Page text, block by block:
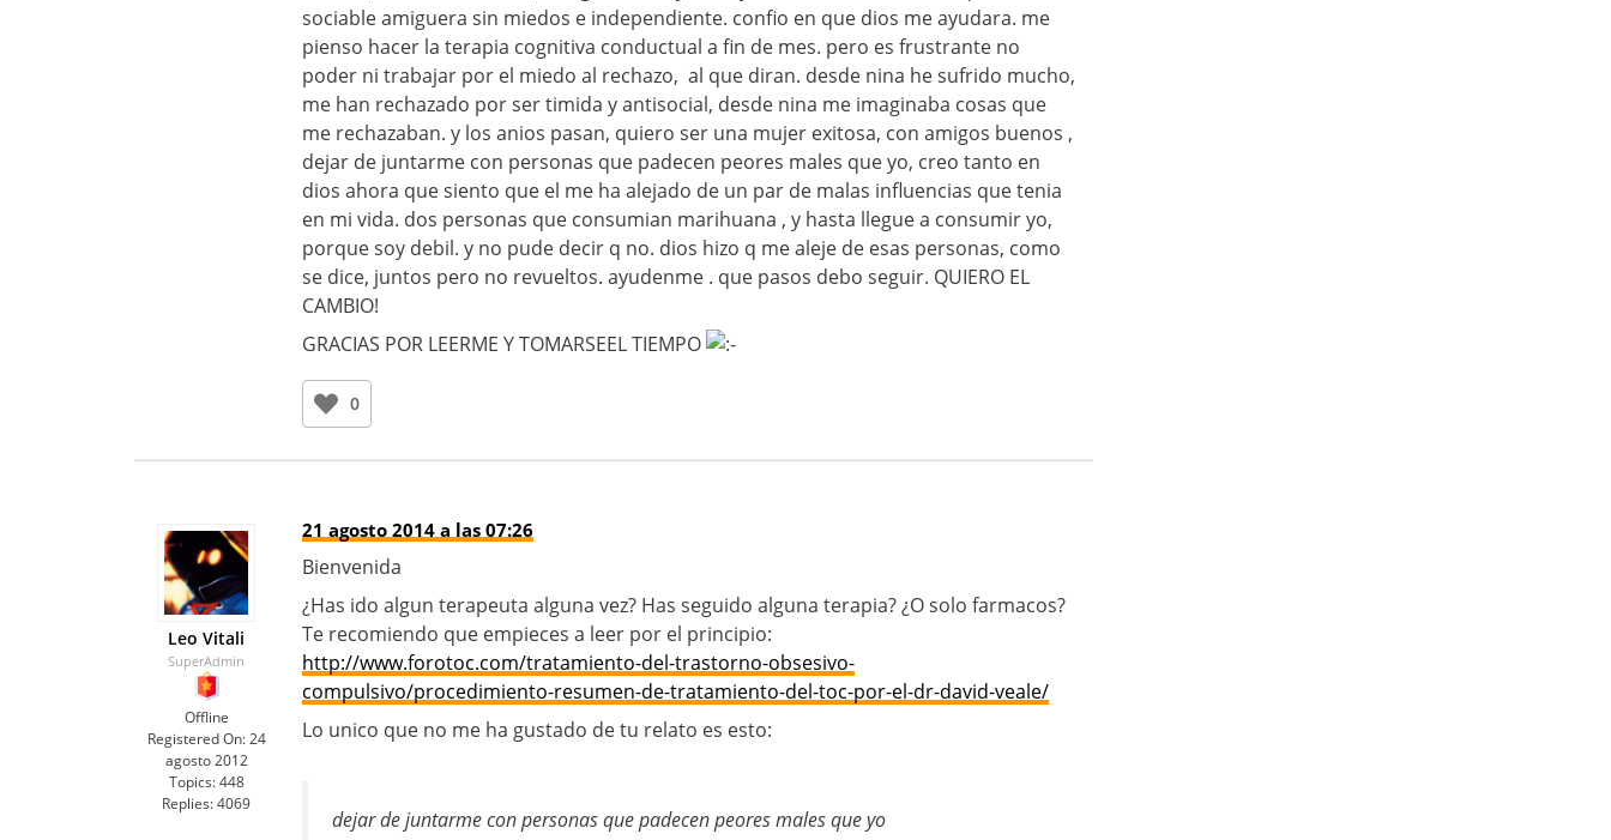
sociable amiguera sin miedos e independiente. confio en que dios me ayudara. me
pienso hacer la terapia cognitiva conductual a fin de mes. pero es frustrante no
poder ni trabajar por el miedo al rechazo, al que diran. desde nina he sufrido mucho,
me han rechazado por ser timida y antisocial, desde nina me imaginaba cosas que
me rechazaban. y los anios pasan, quiero ser una mujer exitosa, con amigos buenos ,
dejar de juntarme con personas que padecen peores males que yo, creo tanto en
dios ahora que siento que el me ha alejado de un par de malas influencias que tenia
en mi vida. dos personas que consumian marihuana , y hasta llegue a consumir yo,
porque soy debil. y no pude decir q no. dios hizo q me aleje de esas personas, como
se dice, juntos pero no revueltos. ayudenme . que pasos debo seguir. QUIERO EL
CAMBIO!
GRACIAS POR LEERME Y TOMARSEEL TIEMPO
0
Leo Vitali
SuperAdmin
Offline
Registered On: 24
agosto 2012
Topics: 448
Replies:4069
21 agosto 2014 a las 07:26
Bienvenida
¿Has ido algun terapeuta alguna vez? Has seguido alguna terapia? ¿O solo farmacos?
Te recomiendo que empieces a leer por el principio:
http://www.forotoc.com/tratamiento-del-trastorno-obsesivo-
compulsivo/procedimiento-resumen-de-tratamiento-del-toc-por-el-dr-david-veale/
Lo unico que no me ha gustado de tu relato es esto:
dejar de juntarme con personas que padecen peores males que yo